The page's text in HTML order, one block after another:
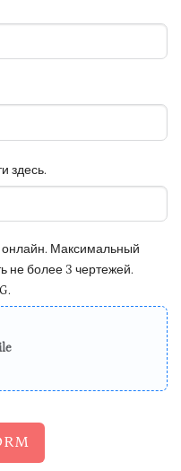
здесь.
онлайн. Максимальный
не более 3 чертежей.